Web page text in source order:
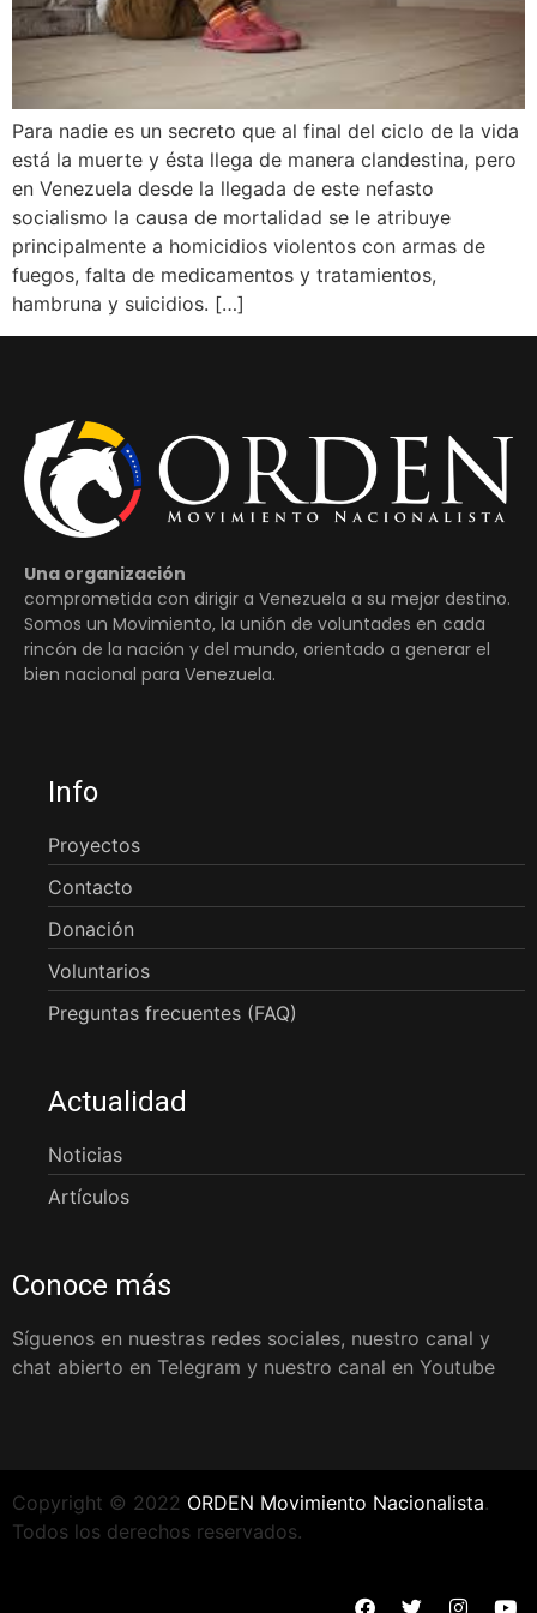
Para nadie es un secreto que al final del ciclo de la vida
está la muerte y ésta llega de manera clandestina, pero
en Venezuela desde la llegada de este nefasto
socialismo la causa de mortalidad se le atribuye
principalmente a homicidios violentos con armas de
fuegos, falta de medicamentos y tratamientos,
hambruna y suicidios. […]
Una organización
comprometida con dirigir a Venezuela a su mejor destino.
Somos un Movimiento, la unión de voluntades en cada
rincón de la nación y del mundo, orientado a generar el
bien nacional para Venezuela.
Info
Proyectos
Contacto
Donación
Voluntarios
Preguntas frecuentes (FAQ)
Actualidad
Noticias
Artículos
Conoce más
Síguenos en nuestras redes sociales, nuestro canal y
chat abierto en Telegram y nuestro canal en Youtube
Copyright © 2022 ORDEN Movimiento Nacionalista.
Todos los derechos reservados.